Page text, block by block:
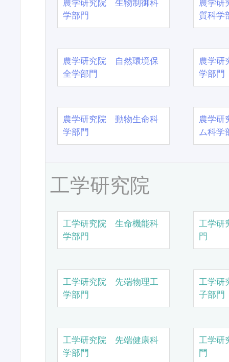
農学研究院 生物制御科
学部門
農学
質科学
農学研究院 自然環境保
全学部門
農学
学部門
農学研究院 動物生命科
学部門
農学
ム科学
工学研究院
工学研究院 生命機能科
学部門
工学研
門
工学研究院 先端物理工
学部門
工学研
子部門
工学研究院 先端健康科
学部門
工学研
門